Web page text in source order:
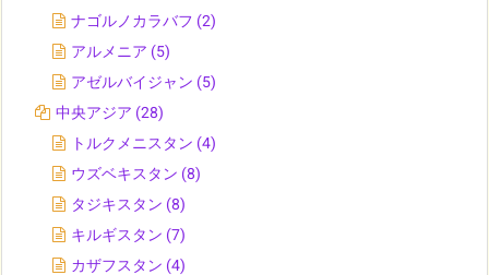
ナゴルノカラバフ (2)
アルメニア (5)
アゼルバイジャン (5)
中央アジア (28)
トルクメニスタン (4)
ウズベキスタン (8)
タジキスタン (8)
キルギスタン (7)
カザフスタン (4)